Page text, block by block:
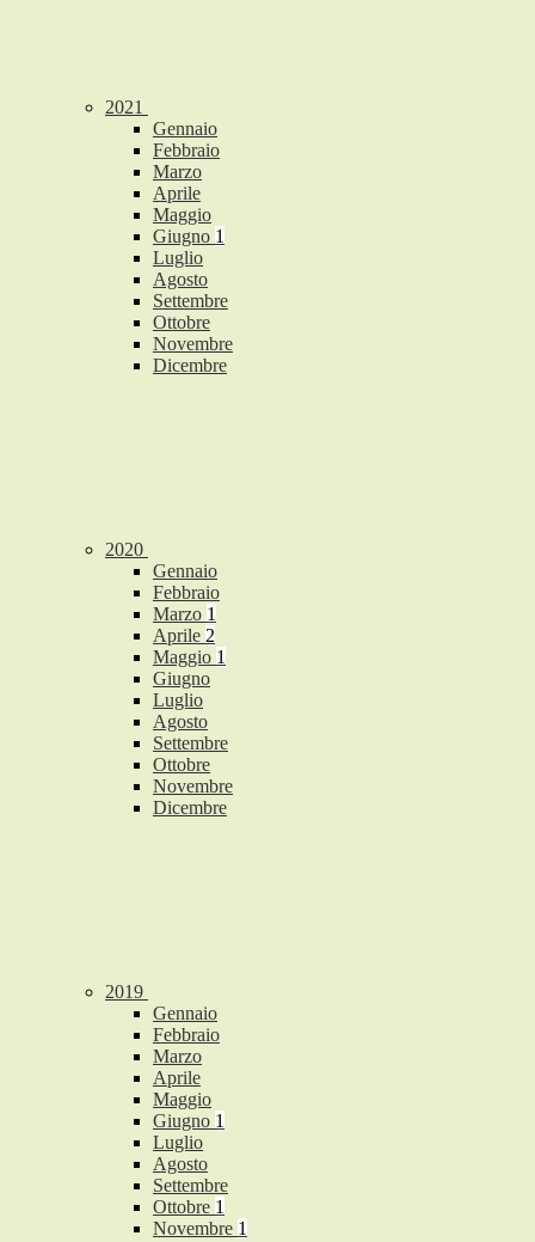
2021
Gennaio
Febbraio
Marzo
Aprile
Maggio
Giugno 1
Luglio
Agosto
Settembre
Ottobre
Novembre
Dicembre
2020
Gennaio
Febbraio
Marzo 1
Aprile 2
Maggio 1
Giugno
Luglio
Agosto
Settembre
Ottobre
Novembre
Dicembre
2019
Gennaio
Febbraio
Marzo
Aprile
Maggio
Giugno 1
Luglio
Agosto
Settembre
Ottobre 1
Novembre 1